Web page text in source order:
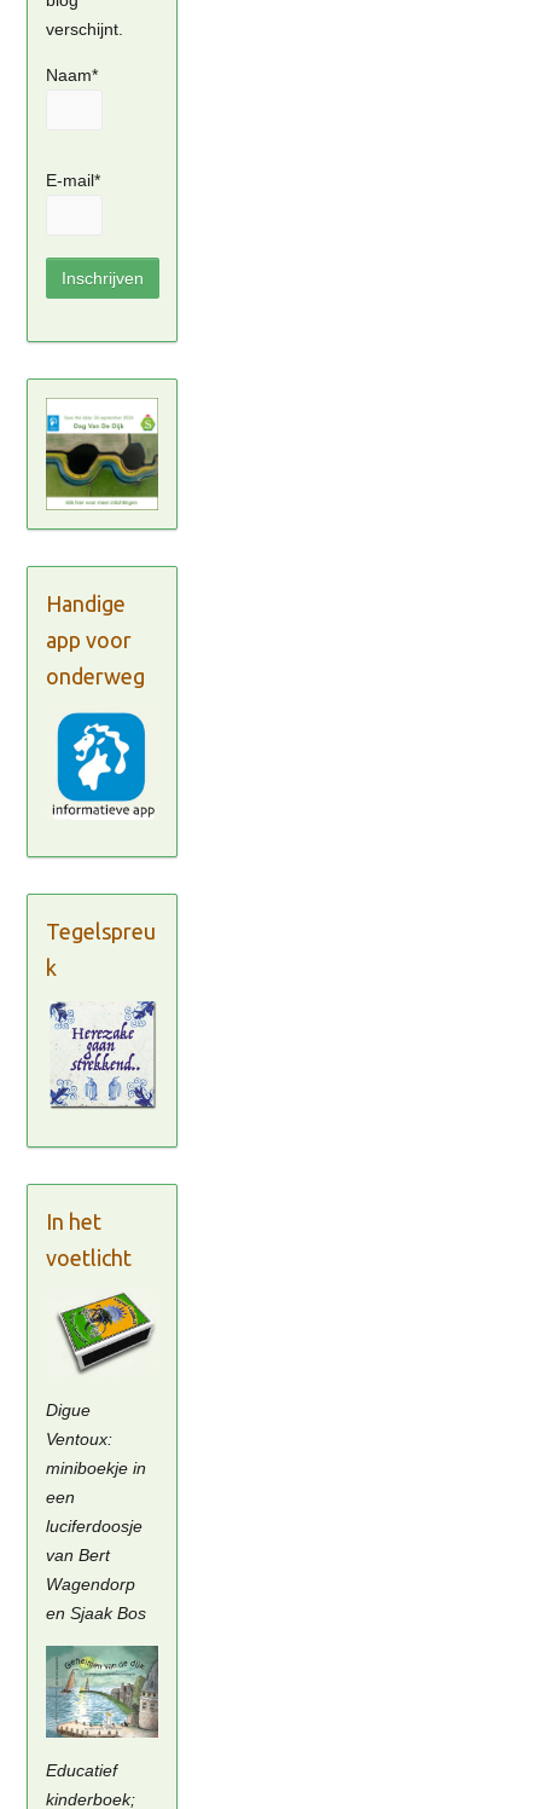
verschijnt.
Naam*
E-mail*
Handige
app voor
onderweg
Tegelspreu
k
In het
voetlicht
Digue
Ventoux:
miniboekje in
een
luciferdoosje
van Bert
Wagendorp
en Sjaak Bos
Educatief
kinderboek;